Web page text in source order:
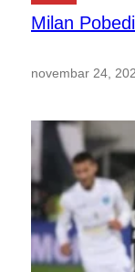
Milan
novembar 24,